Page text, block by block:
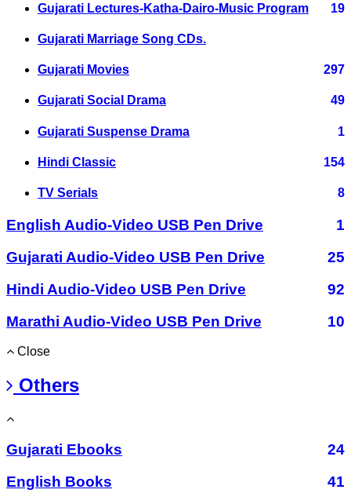
Gujarati Lectures-Katha-Dairo-Music Program 19
Gujarati Marriage Song CDs.
Gujarati Movies 297
Gujarati Social Drama 49
Gujarati Suspense Drama 1
Hindi Classic 154
TV Serials 8
English Audio-Video USB Pen Drive
1
Gujarati Audio-Video USB Pen Drive
25
Hindi Audio-Video USB Pen Drive
92
Marathi Audio-Video USB Pen Drive
10
Close
Others
Gujarati Ebooks
24
English Books
41